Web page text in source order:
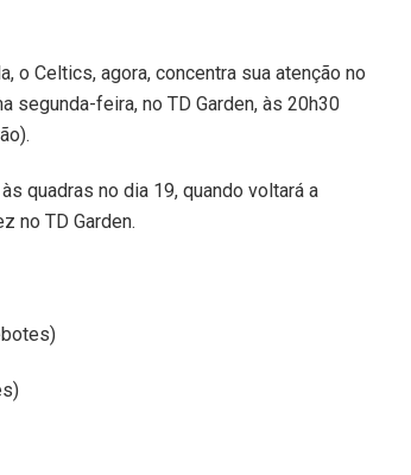
o Celtics, agora, concentra sua atenção no
segunda-feira, no TD Garden, às 20h30
quadras no dia 19, quando voltará a
no TD Garden.